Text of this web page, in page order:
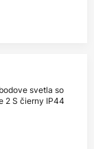
svetla so
2 S čierny IP44